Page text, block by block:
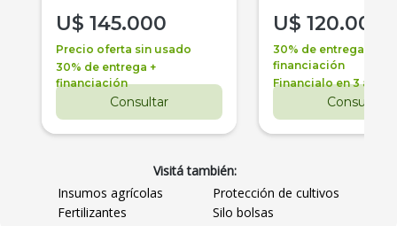
U$ 145.000
Precio oferta sin usado
30% de entrega +
financiación
Consultar
U$ 120.000
30% de entrega +
financiación
Financialo en 3 años
Consultar
Visitá también:
Insumos agrícolas
Protección de cultivos
Fertilizantes
Silo bolsas